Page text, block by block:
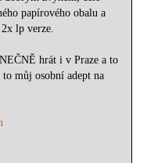
papírového obalu a
lp verze.
hrát i v Praze a to
můj osobní adept na